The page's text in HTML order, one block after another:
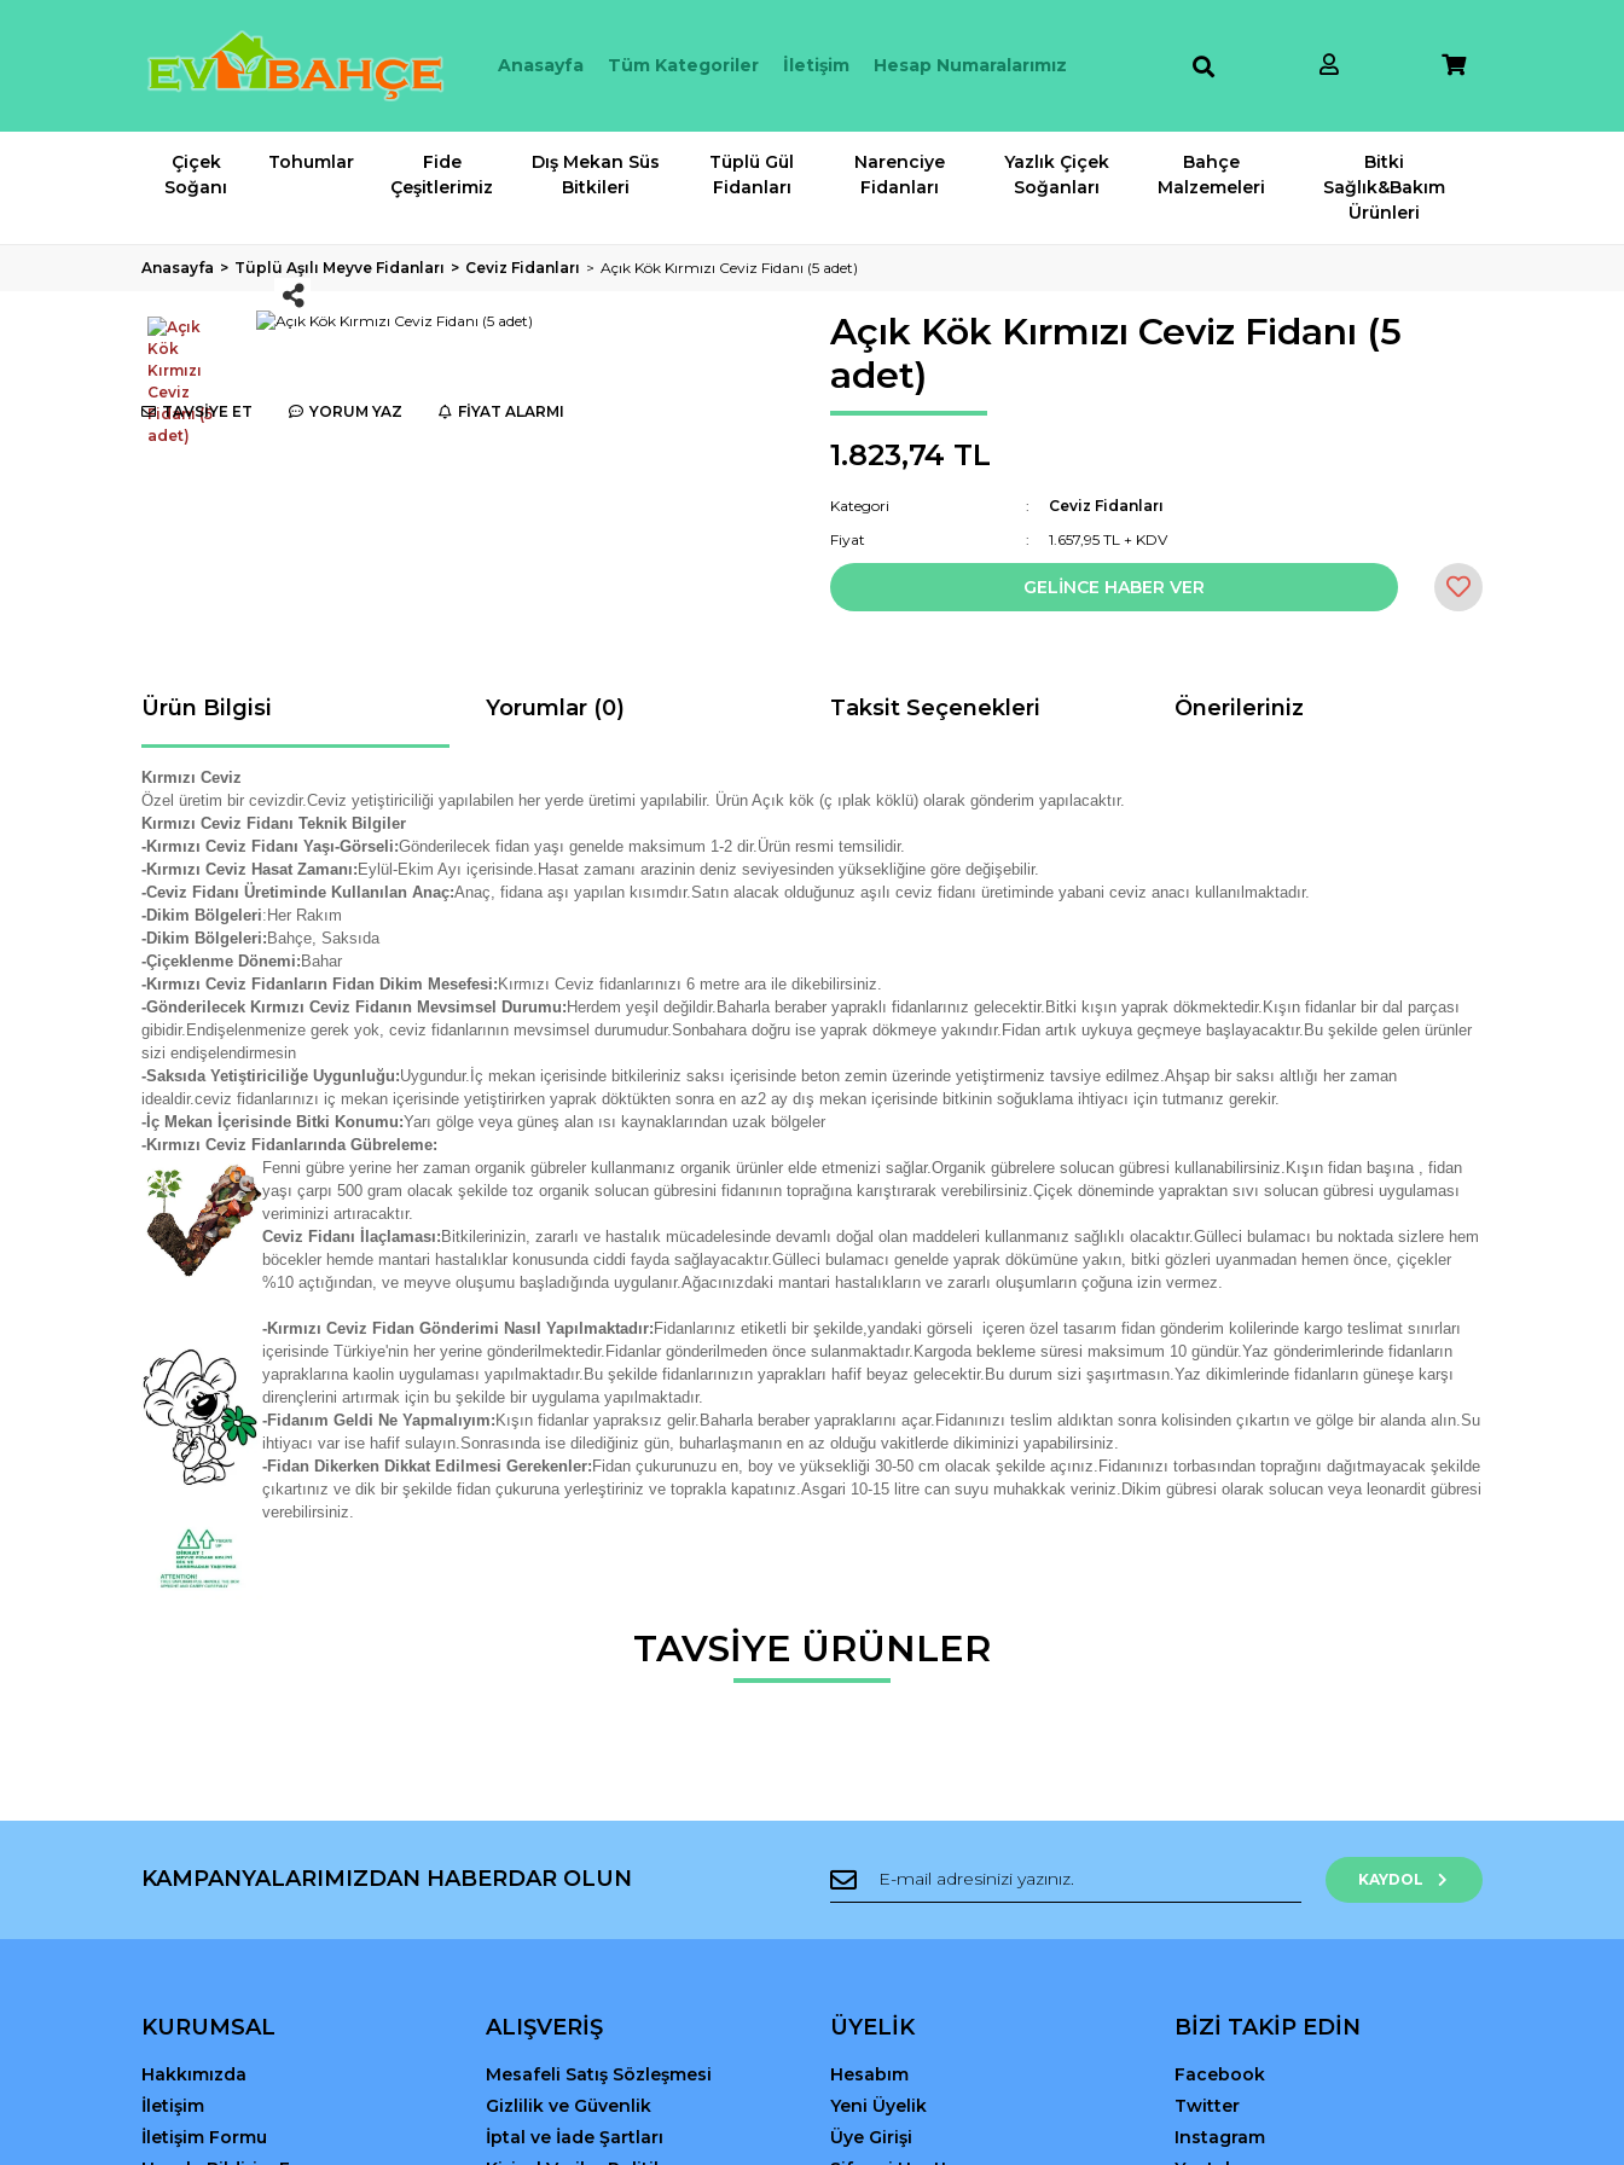
Anasayfa Tüm Kategoriler İletişim Hesap Numaralarımız
Çiçek
Soğanı
Tohumlar
Fide
Çeşitlerimiz
Dış Mekan Süs
Bitkileri
Tüplü Gül
Fidanları
Narenciye
Fidanları
Yazlık Çiçek
Soğanları
Bahçe
Malzemeleri
Bitki
Sağlık&Bakım
Ürünleri
Anasayfa Tüplü Aşılı Meyve Fidanları Ceviz Fidanları Açık Kök Kırmızı Ceviz Fidanı (5 adet)
TAVSİYE ET YORUM YAZ FİYAT ALARMI
Açık Kök Kırmızı Ceviz Fidanı (5
adet)
1.823,74 TL
Kategori
Ceviz Fidanları
Fiyat
1.657,95 TL + KDV
GELİNCE HABER VER
Ürün Bilgisi Yorumlar (0) Taksit Seçenekleri Önerileriniz
Kırmızı Ceviz
Özel üretim bir cevizdir.Ceviz yetiştiriciliği yapılabilen her yerde üretimi yapılabilir. Ürün Açık kök (ç ıplak köklü) olarak gönderim yapılacaktır.
Kırmızı Ceviz Fidanı Teknik Bilgiler
-Kırmızı Ceviz Fidanı Yaşı-Görseli:Gönderilecek fidan yaşı genelde maksimum 1-2 dir.Ürün resmi temsilidir.
-Kırmızı Ceviz Hasat Zamanı: Eylül-Ekim Ayı içerisinde.Hasat zamanı arazinin deniz seviyesinden yüksekliğine göre değişebilir.
-Ceviz Fidanı Üretiminde Kullanılan Anaç:Anaç, fidana aşı yapılan kısımdır.Satın alacak olduğunuz aşılı ceviz fidanı üretiminde yabani ceviz anacı kullanılmaktadır.
-Dikim Bölgeleri:Her Rakım
-Dikim Bölgeleri: Bahçe, Saksıda
-Çiçeklenme Dönemi: Bahar
-Kırmızı Ceviz Fidanların Fidan Dikim Mesefesi: Kırmızı Ceviz fidanlarınızı 6 metre ara ile dikebilirsiniz.
-Gönderilecek Kırmızı Ceviz Fidanın Mevsimsel Durumu: Herdem yeşil değildir.Baharla beraber yapraklı fidanlarınız gelecektir.Bitki kışın yaprak dökmektedir.Kışın fidanlar bir dal parçası
gibidir.Endişelenmenize gerek yok, ceviz fidanlarının mevsimsel durumudur.Sonbahara doğru ise yaprak dökmeye yakındır.Fidan artık uykuya geçmeye başlayacaktır.Bu şekilde gelen ürünler
sizi endişelendirmesin
-Saksıda Yetiştiriciliğe Uygunluğu:Uygundur.İç mekan içerisinde bitkileriniz saksı içerisinde beton zemin üzerinde yetiştirmeniz tavsiye edilmez.Ahşap bir saksı altlığı her zaman
idealdir.ceviz fidanlarınızı iç mekan içerisinde yetiştirirken yaprak döktükten sonra en az2 ay dış mekan içerisinde bitkinin soğuklama ihtiyacı için tutmanız gerekir.
-İç Mekan İçerisinde Bitki Konumu:Yarı gölge veya güneş alan ısı kaynaklarından uzak bölgeler
-Kırmızı Ceviz Fidanlarında Gübreleme:
Fenni gübre yerine her zaman organik gübreler kullanmanız organik ürünler elde etmenizi sağlar.Organik gübrelere solucan gübresi kullanabilirsiniz.Kışın fidan başına , fidan
yaşı çarpı 500 gram olacak şekilde toz organik solucan gübresini fidanının toprağına karıştırarak verebilirsiniz.Çiçek döneminde yapraktan sıvı solucan gübresi uygulaması
veriminizi artıracaktır.
Ceviz Fidanı İlaçlaması: Bitkilerinizin, zararlı ve hastalık mücadelesinde devamlı doğal olan maddeleri kullanmanız sağlıklı olacaktır.Gülleci bulamacı bu noktada sizlere hem
böcekler hemde mantari hastalıklar konusunda ciddi fayda sağlayacaktır.Gülleci bulamacı genelde yaprak dökümüne yakın, bitki gözleri uyanmadan hemen önce, çiçekler
%10 açtığından, ve meyve oluşumu başladığında uygulanır.Ağacınızdaki mantari hastalıkların ve zararlı oluşumların çoğuna izin vermez.
-Kırmızı Ceviz Fidan Gönderimi Nasıl Yapılmaktadır: Fidanlarınız etiketli bir şekilde,yandaki görseli içeren özel tasarım fidan gönderim kolilerinde kargo teslimat sınırları
içerisinde Türkiye'nin her yerine gönderilmektedir.Fidanlar gönderilmeden önce sulanmaktadır.Kargoda bekleme süresi maksimum 10 gündür.Yaz gönderimlerinde fidanların
yapraklarına kaolin uygulaması yapılmaktadır.Bu şekilde fidanlarınızın yaprakları hafif beyaz gelecektir.Bu durum sizi şaşırtmasın.Yaz dikimlerinde fidanların güneşe karşı
dirençlerini artırmak için bu şekilde bir uygulama yapılmaktadır.
-Fidanım Geldi Ne Yapmalıyım: Kışın fidanlar yapraksız gelir.Baharla beraber yapraklarını açar.Fidanınızı teslim aldıktan sonra kolisinden çıkartın ve gölge bir alanda alın.Su
ihtiyacı var ise hafif sulayın.Sonrasında ise dilediğiniz gün, buharlaşmanın en az olduğu vakitlerde dikiminizi yapabilirsiniz.
-Fidan Dikerken Dikkat Edilmesi Gerekenler: Fidan çukurunuzu en, boy ve yüksekliği 30-50 cm olacak şekilde açınız.Fidanınızı torbasından toprağını dağıtmayacak şekilde
çıkartınız ve dik bir şekilde fidan çukuruna yerleştiriniz ve toprakla kapatınız.Asgari 10-15 litre can suyu muhakkak veriniz.Dikim gübresi olarak solucan veya leonardit gübresi
verebilirsiniz.
Bu ürüne ilk yorumu siz yapın!
Bu ürünün fiyat bilgisi, resim, ürün açıklamalarında ve diğer konularda yetersiz gördüğünüz noktaları öneri formunu kullanarak tarafımıza iletebilirsiniz.
TAVSİYE ÜRÜNLER
KAMPANYALARIMIZDAN HABERDAR OLUN KAYDOL
KURUMSAL
Hakkımızda
İletişim
İletişim Formu
ALIŞVERİŞ
Mesafeli Satış Sözleşmesi
Gizlilik ve Güvenlik
İptal ve İade Şartları
ÜYELİK
Hesabım
Yeni Üyelik
Üye Girişi
BİZİ TAKİP EDİN
Facebook
Twitter
Instagram